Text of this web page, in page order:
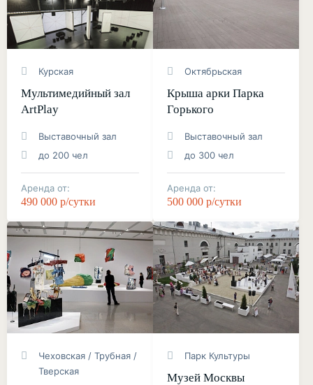
Курская
Мультимедийный зал
ArtPlay
Выставочный зал
до 200 чел
Аренда от:
490 000 р/сутки
Октябрьская
Крыша арки Парка
Горького
Выставочный зал
до 300 чел
Аренда от:
500 000 р/сутки
Чеховская / Трубная /
Тверская
Парк Культуры
Музей Москвы